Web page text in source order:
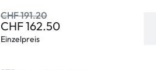
CHF 191.20
CHF 162.50
Einzelpreis